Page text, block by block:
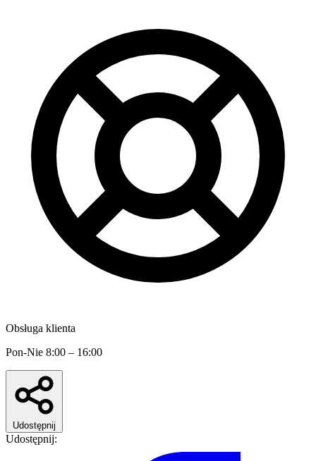
Obsługa klienta
Pon-Nie 8:00 – 16:00
Udostępnij
Udostępnij: